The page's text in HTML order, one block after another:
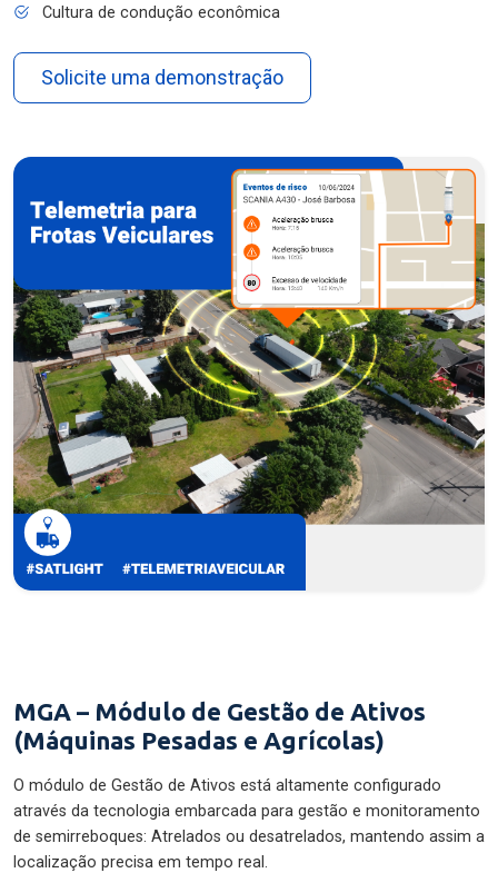
Cultura de condução econômica
Solicite uma demonstração
MGA – Módulo de Gestão de Ativos
(Máquinas Pesadas e Agrícolas)
O módulo de Gestão de Ativos está altamente configurado
através da tecnologia embarcada para gestão e monitoramento
de semirreboques: Atrelados ou desatrelados, mantendo assim a
localização precisa em tempo real.